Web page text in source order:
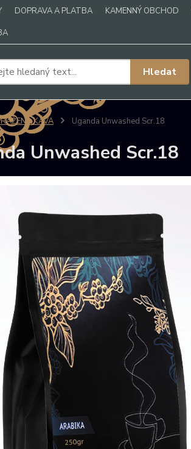
DOPRAVA A PLATBA KAMENNÝ OBCHOD
Hledat
KÁVA Uganda Unwashed Scr.18
Unwashed Scr.18